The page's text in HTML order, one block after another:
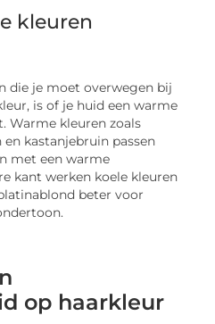
kleuren
die je moet overwegen bij
is of je huid een warme
Warme kleuren zoals
kastanjebruin passen
met een warme
kant werken koele kleuren
beter voor
op haarkleur